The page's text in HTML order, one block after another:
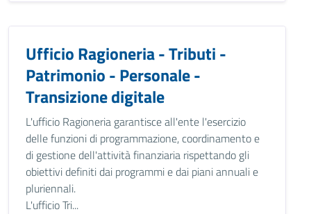
Ufficio Ragioneria - Tributi -
Patrimonio - Personale -
Transizione digitale
L'ufficio Ragioneria garantisce all'ente l'esercizio
delle funzioni di programmazione, coordinamento e
di gestione dell'attività finanziaria rispettando gli
obiettivi definiti dai programmi e dai piani annuali e
pluriennali.
L'ufficio Tri...